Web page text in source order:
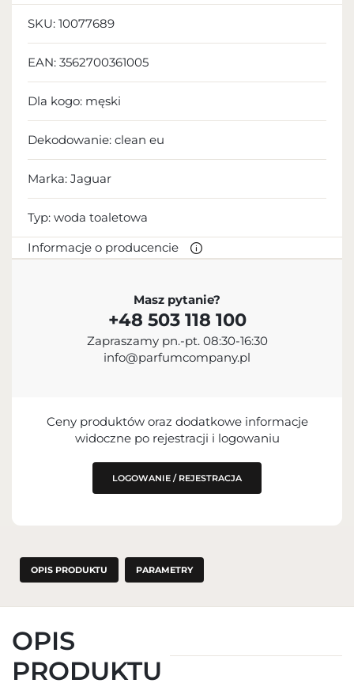
SKU: 10077689
EAN: 3562700361005
Dla kogo: męski
Dekodowanie: clean eu
Marka: Jaguar
Typ: woda toaletowa
Informacje o producencie
Jaguar Fragrances Limited
+41 (0)43 499 45 00
contact@jaguar-fragrances.com
Masz pytanie?
+48 503 118 100
Zapraszamy pn.-pt. 08:30-16:30
info@parfumcompany.pl
Ceny produktów oraz dodatkowe informacje
widoczne po rejestracji i logowaniu
LOGOWANIE / REJESTRACJA
OPIS PRODUKTU PARAMETRY
OPIS
PRODUKTU